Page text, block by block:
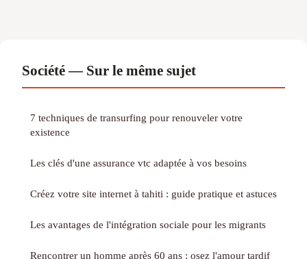
Société — Sur le même sujet
7 techniques de transurfing pour renouveler votre
existence
Les clés d'une assurance vtc adaptée à vos besoins
Créez votre site internet à tahiti : guide pratique et astuces
Les avantages de l'intégration sociale pour les migrants
Rencontrer un homme après 60 ans : osez l'amour tardif